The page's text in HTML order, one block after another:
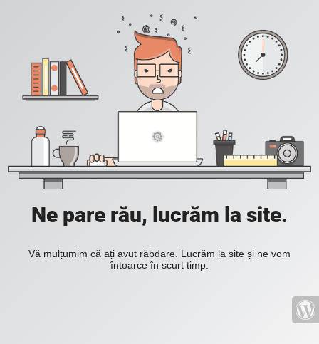
Ne pare rău, lucrăm la site.
Vă mulțumim că ați avut răbdare. Lucrăm la site și ne vom
întoarce în scurt timp.